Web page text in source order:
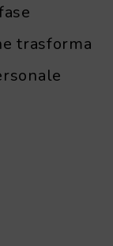
trasforma